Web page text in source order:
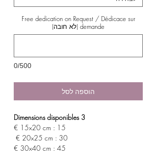
Free dedication on Request / Dédicace sur
demande (לא חובה)
0/500
הוספה לסל
3 Dimensions disponibles
15x20 cm : 15 €
20x25 cm : 30 €
30x40 cm : 45 €